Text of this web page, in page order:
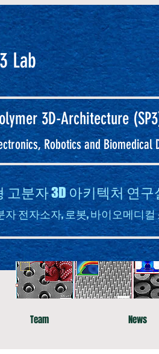
Lab
3D-Architecture
Robotics and Biomedical
고분자 3D 아키텍처 연
전자소자, 로봇, 바이오메디컬
Team News